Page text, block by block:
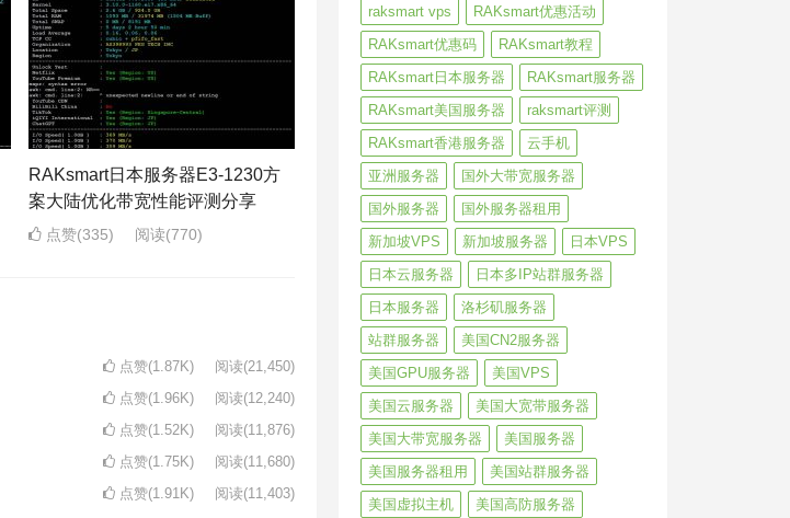
RAKsmart日本服务器E3-1230方
案大陆优化带宽性能评测分享
点赞(335) 阅读(770)
点赞(1.87K) 阅读(21,450)
点赞(1.96K) 阅读(12,240)
点赞(1.52K) 阅读(11,876)
点赞(1.75K) 阅读(11,680)
点赞(1.91K) 阅读(11,403)
raksmart vps
RAKsmart优惠活动
RAKsmart优惠码
RAKsmart教程
RAKsmart日本服务器
RAKsmart服务器
RAKsmart美国服务器
raksmart评测
RAKsmart香港服务器
云手机
亚洲服务器
国外大带宽服务器
国外服务器
国外服务器租用
新加坡VPS
新加坡服务器
日本VPS
日本云服务器
日本多IP站群服务器
日本服务器
洛杉矶服务器
站群服务器
美国CN2服务器
美国GPU服务器
美国VPS
美国云服务器
美国大宽带服务器
美国大带宽服务器
美国服务器
美国服务器租用
美国站群服务器
美国虚拟主机
美国高防服务器